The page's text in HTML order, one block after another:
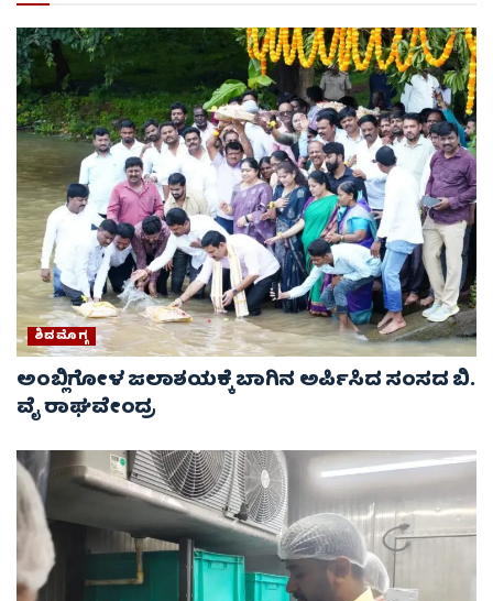
ಶಿವಮೊಗ್ಗ
ಅಂಬ್ಲಿಗೋಳ ಜಲಾಶಯಕ್ಕೆ ಬಾಗಿನ ಅರ್ಪಿಸಿದ ಸಂಸದ ಬಿ.
ವೈ ರಾಘವೇಂದ್ರ